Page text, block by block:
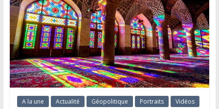
A la une Actualité Géopolitique Portraits Vidéos